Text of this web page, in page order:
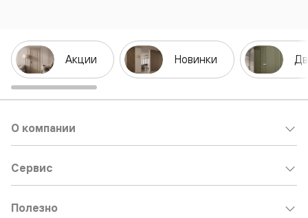
Акции Новинки
О компании
Сервис
Полезно